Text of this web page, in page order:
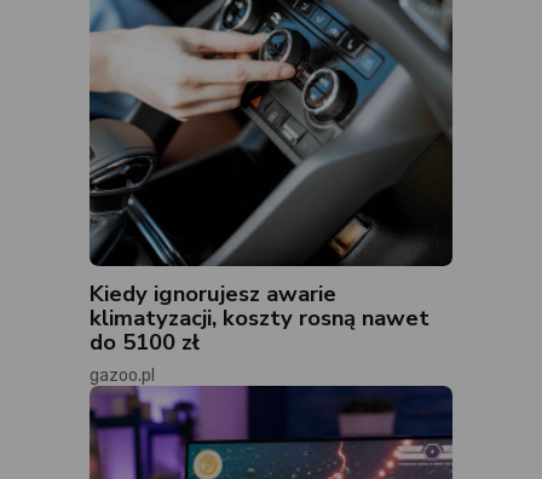
Kiedy ignorujesz awarie
klimatyzacji, koszty rosną nawet
do 5100 zł
gazoo.pl